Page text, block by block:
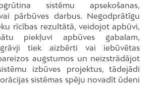
sistēmu apsekošanas,
pārbūves darbus. Negodprātīgu
rīcības rezultātā, veidojot apbūvi,
piekļuvi apbūves gabalam,
grāvji tiek aizbērti vai iebūvētas
augstumos un neizstrādājot
izbūves projektus, tādejādi
sistēmas spēju novadīt ūdeni